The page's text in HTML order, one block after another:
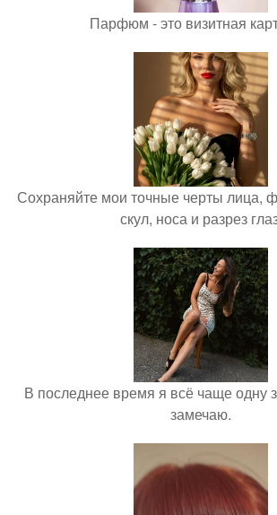
Парфюм - это визитная
Сохраняйте мои точные черты лица,
скул, носа и разрез
В последнее время я всё чаще одну
замечаю.